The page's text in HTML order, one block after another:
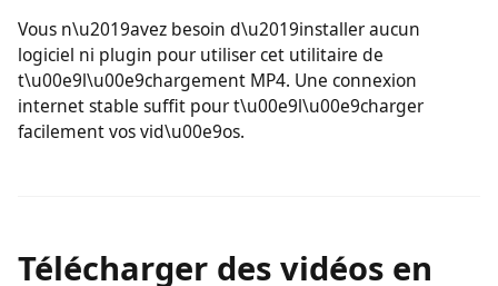
Aucune installation requise
Vous n\u2019avez besoin d\u2019installer aucun
facilement vos vid\u00e9os.